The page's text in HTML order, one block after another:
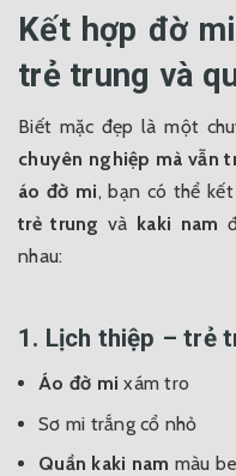
Kết hợp đờ
trẻ trung và
Biết mặc đẹp là một
chuyên nghiệp mà vẫn
áo đờ mi, bạn có thể
trẻ trung và kaki nam
nhau:
1. Lịch thiệp – trẻ
Áo đờ mi xám tro
Sơ mi trắng cổ nhỏ
Quần kaki nam màu be